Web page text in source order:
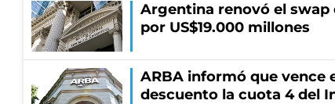
Argentina renovó el swap
por US$19.000 millones
ARBA informó que vence
descuento la cuota 4 del